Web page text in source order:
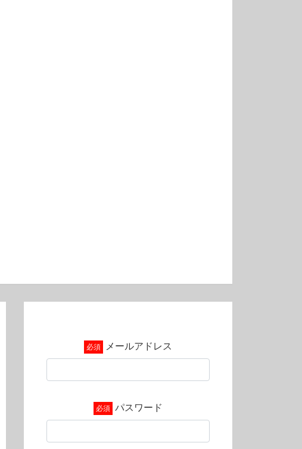
メールアドレス
パスワード